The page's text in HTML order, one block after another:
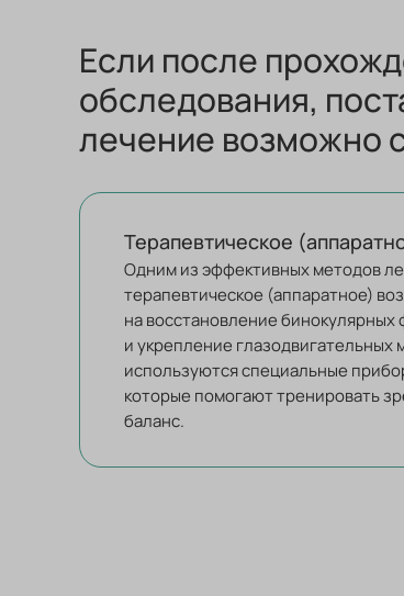
Если после
обследования,
лечение возможно
Терапевтическое
Одним из эффективных методов
терапевтическое (аппаратное)
на восстановление
и укрепление
используются специальные
которые помогают тренировать
баланс.